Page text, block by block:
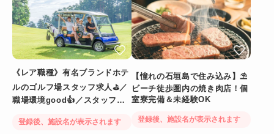
《レア職種》有名ブランドホテ
ルのゴルフ場スタッフ求人⛳／
職場環境good👍／スタッフ満
登録後、施設名が表示されます
【憧れの石垣島で住み込み】⛱
ビーチ徒歩圏内の焼き肉店！個
室寮完備＆未経験OK
登録後、施設名が表示されます